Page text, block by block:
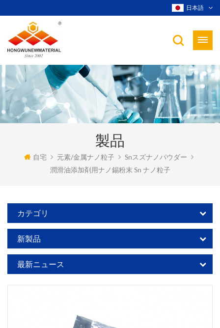
日本語
製品
自宅 元素/金属ナノ粒子
Snスズナノパウダー
潤滑油添加剤用ナノ錫粉末 Sn ナノ粒子
カテゴリ
新製品
最新ニュース